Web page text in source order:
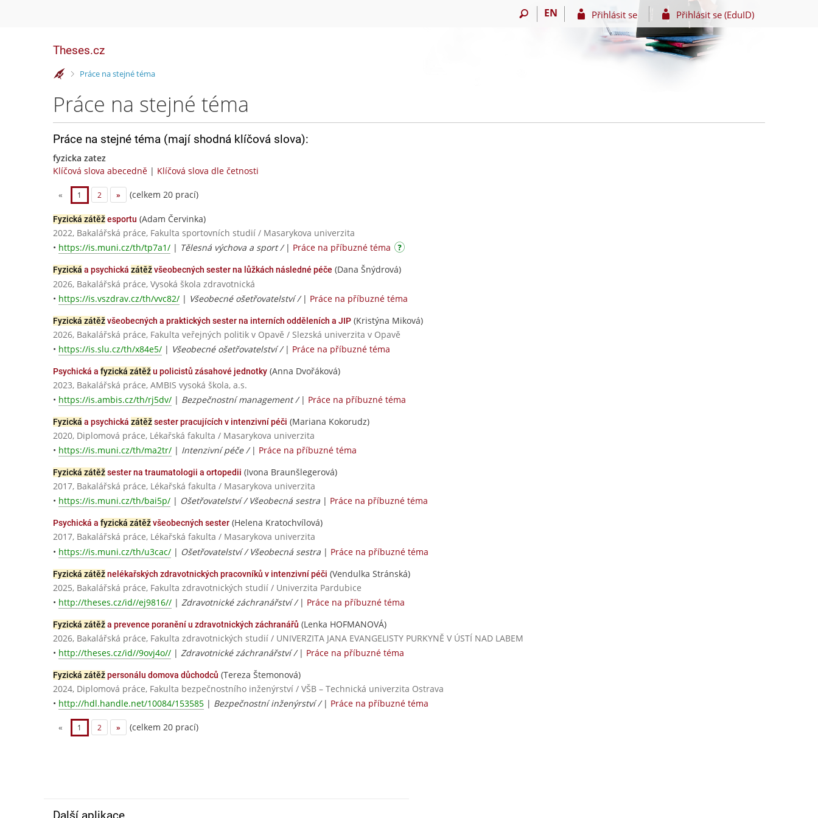
EN Přihlásit se Přihlásit se (EduID)
Theses.cz
>Práce na stejné téma
Práce na stejné téma
Práce na stejné téma (mají shodná klíčová slova):
fyzicka zatez
Klíčová slova abecedně | Klíčová slova dle četnosti
« 1 2 » (celkem 20 prací)
Fyzická zátěžesportu (Adam Červinka)
2022, Bakalářská práce, Fakulta sportovních studií / Masarykova univerzita
• https://is.muni.cz/th/tp7a1/ | Tělesná výchova a sport / | Práce na příbuzné téma
Fyzická a psychická zátěžvšeobecných sester na lůžkách následné péče (Dana Šnýdrová)
2026, Bakalářská práce, Vysoká škola zdravotnická
• https://is.vszdrav.cz/th/vvc82/ | Všeobecné ošetřovatelství / | Práce na příbuzné téma
Fyzická zátěžvšeobecných a praktických sester na interních odděleních a JIP (Kristýna Miková)
2026, Bakalářská práce, Fakulta veřejných politik v Opavě / Slezská univerzita v Opavě
• https://is.slu.cz/th/x84e5/ | Všeobecné ošetřovatelství / | Práce na příbuzné téma
Psychická a fyzická zátěžu policistů zásahové jednotky (Anna Dvořáková)
2023, Bakalářská práce, AMBIS vysoká škola, a.s.
• https://is.ambis.cz/th/rj5dv/ | Bezpečnostní management / | Práce na příbuzné téma
Fyzická a psychická zátěžsester pracujících v intenzivní péči (Mariana Kokorudz)
2020, Diplomová práce, Lékařská fakulta / Masarykova univerzita
• https://is.muni.cz/th/ma2tr/ | Intenzivní péče / | Práce na příbuzné téma
Fyzická zátěžsester na traumatologii a ortopedii (Ivona Braunšlegerová)
2017, Bakalářská práce, Lékařská fakulta / Masarykova univerzita
• https://is.muni.cz/th/bai5p/ | Ošetřovatelství / Všeobecná sestra | Práce na příbuzné téma
Psychická a fyzická zátěžvšeobecných sester (Helena Kratochvílová)
2017, Bakalářská práce, Lékařská fakulta / Masarykova univerzita
• https://is.muni.cz/th/u3cac/ | Ošetřovatelství / Všeobecná sestra | Práce na příbuzné téma
Fyzická zátěžnelékařských zdravotnických pracovníků v intenzivní péči (Vendulka Stránská)
2025, Bakalářská práce, Fakulta zdravotnických studií / Univerzita Pardubice
• http://theses.cz/id//ej9816// | Zdravotnické záchranářství / | Práce na příbuzné téma
Fyzická zátěža prevence poranění u zdravotnických záchranářů (Lenka HOFMANOVÁ)
2026, Bakalářská práce, Fakulta zdravotnických studií / UNIVERZITA JANA EVANGELISTY PURKYNĚ V ÚSTÍ NAD LABEM
• http://theses.cz/id//9ovj4o// | Zdravotnické záchranářství / | Práce na příbuzné téma
Fyzická zátěžpersonálu domova důchodců (Tereza Štemonová)
2024, Diplomová práce, Fakulta bezpečnostního inženýrství / VŠB – Technická univerzita Ostrava
• http://hdl.handle.net/10084/153585 | Bezpečnostní inženýrství / | Práce na příbuzné téma
« 1 2 » (celkem 20 prací)